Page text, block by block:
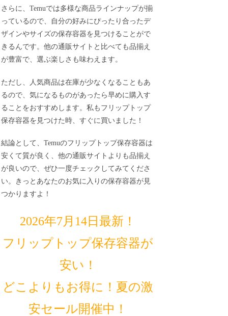
さらに、Temuでは多様な商品ラインナップが揃
っているので、自分の好みにぴったり合ったデ
ザインやサイズの保存容器を見つけることがで
きるんです。他の通販サイトと比べても品揃え
が豊富で、選ぶ楽しさも味わえます。
ただし、人気商品は在庫が少なくなることもあ
るので、気になるものがあったら早めに購入す
ることをおすすめします。私もフリップトップ
保存容器を見つけた時、すぐに買いました！
結論として、Temuのフリップトップ保存容器は
安くて質が良く、他の通販サイトよりも品揃え
が良いので、ぜひ一度チェックしてみてくださ
い。きっとあなたのお気に入りの保存容器が見
つかりますよ！
2026年7月14日最新！
フリップトップ保存容器が
安い！
どこよりもお得に！夏の激
安セール開催中！